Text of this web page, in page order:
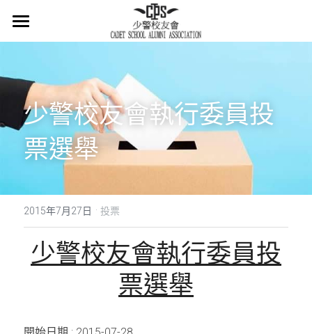
主頁
關於我們
會章
少警冷知識
活在當下
活動概覽
少警校友會執行委員投
票選舉
2015年7月27日 · 投票
少警校友會執行委員投
票選舉
商品分類